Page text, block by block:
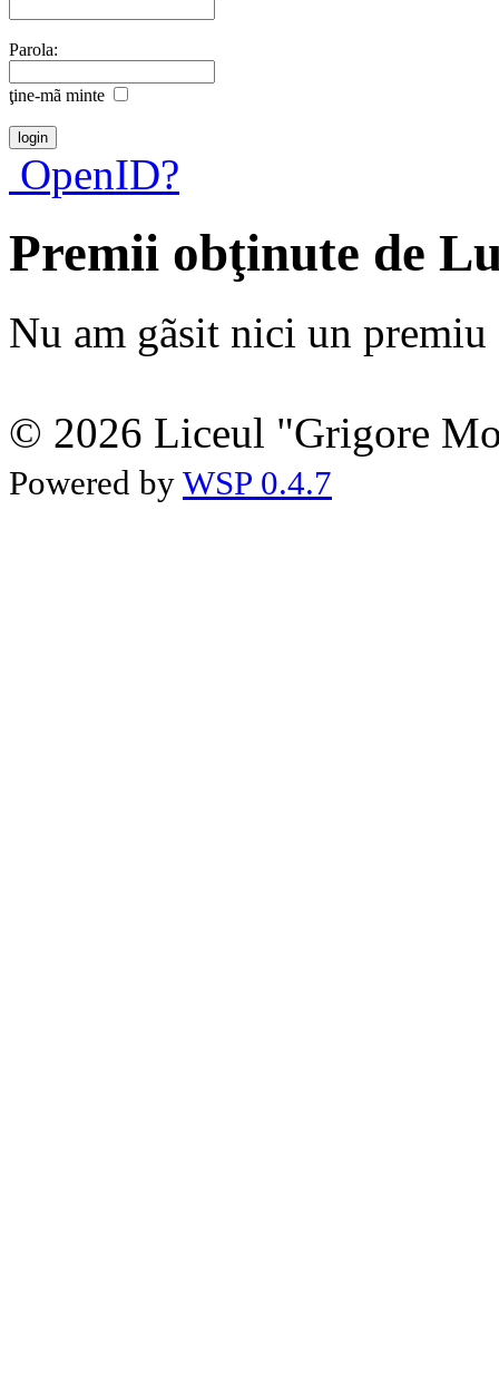
Parola:
ţine-mã minte
OpenID?
Premii obţinute de
Nu am gãsit nici un premiu
© 2026 Liceul "Grigore
Powered by WSP 0.4.7